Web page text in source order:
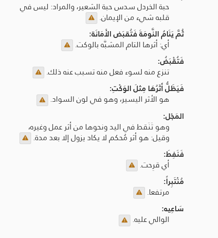
حبة الخردل سدس حبة الشعير، والمراد: ليس في
قلبه شيء من الإيمان.
ثُمَّ يَنَامُ النَّومَةَ فَتُقبَض الأَمَانَة:
أي: أثرها التام المشبَّه بالوكت.
فَتُقْبَضُ:
تنزع منه لسوء فعل منه تسبب عنه ذلك.
فَيَظَلُّ أَثَرُهَا مِثلَ الوَكْتِ:
هو الأثر اليسير، وهو في لون السواد.
المَجْل:
وهو تَنَقط في اليد ونحوها من أثر عمل وغيره،
وقيل: هو أثر مُحكم لا يكاد يزول إلا بعد مدة.
فَنَفِطَ:
أي قرِحت.
مُنْتَبِراً:
مرتفعا.
سَاعِيه:
الوالي عليه.